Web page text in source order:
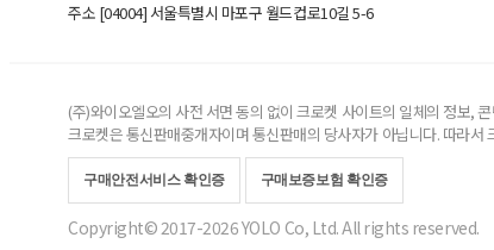
주소 [04004] 서울특별시 마포구 월드컵로10길5-6
(주)와이오엘오의 사전 서면 동의 없이 크로켓 사이트의 일체의 정보,
크로켓은 통신판매중개자이며 통신판매의 당사자가 아닙니다. 따라
구매안전서비스 확인증 구매보증보험 확인증
Copyright© 2017-2026 YOLO Co, Ltd. All rights reserved.